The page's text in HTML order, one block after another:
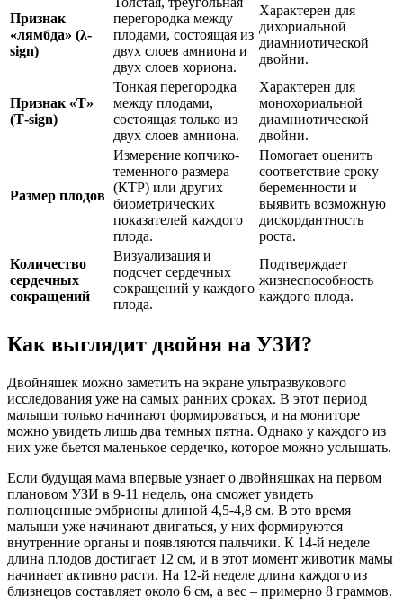
Признак
«лямбда» (λ-
sign)
перегородка между
плодами, состоящая из
двух слоев амниона и
двух слоев хориона.
Характерен для
дихориальной
диамниотической
двойни.
Признак «Т»
(Т-sign)
Тонкая перегородка
между плодами,
состоящая только из
двух слоев амниона.
Характерен для
монохориальной
диамниотической
двойни.
Размер плодов
Измерение копчико-
теменного размера
(КТР) или других
биометрических
показателей каждого
плода.
Помогает оценить
соответствие сроку
беременности и
выявить возможную
дискордантность
роста.
Количество
сердечных
сокращений
Визуализация и
подсчет сердечных
сокращений у каждого
плода.
Подтверждает
жизнеспособность
каждого плода.
Как выглядит двойня на УЗИ?
Двойняшек можно заметить на экране ультразвукового
исследования уже на самых ранних сроках. В этот период
малыши только начинают формироваться, и на мониторе
можно увидеть лишь два темных пятна. Однако у каждого из
них уже бьется маленькое сердечко, которое можно услышать.
Если будущая мама впервые узнает о двойняшках на первом
плановом УЗИ в 9-11 недель, она сможет увидеть
полноценные эмбрионы длиной 4,5-4,8 см. В это время
малыши уже начинают двигаться, у них формируются
внутренние органы и появляются пальчики. К 14-й неделе
длина плодов достигает 12 см, и в этот момент животик мамы
начинает активно расти. На 12-й неделе длина каждого из
близнецов составляет около 6 см, а вес – примерно 8 граммов.